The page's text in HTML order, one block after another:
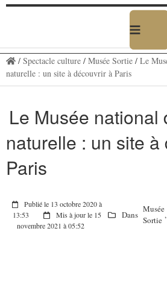
/ Spectacle culture/ Musée Sortie/ Le
naturelle : un site à découvrir à Paris
Le Musée national
naturelle : un site à
Paris
Publié le 13 octobre 2020 à
13:53
Mis à jour le 15
novembre 2021 à 05:52
Dans
Musée
Sortie
,